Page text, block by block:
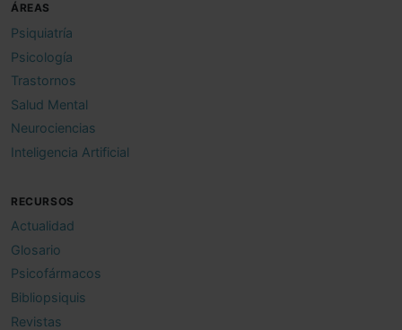
ÁREAS
Psiquiatría
Psicología
Trastornos
Salud Mental
Neurociencias
Inteligencia Artificial
RECURSOS
Actualidad
Glosario
Psicofármacos
Bibliopsiquis
Revistas